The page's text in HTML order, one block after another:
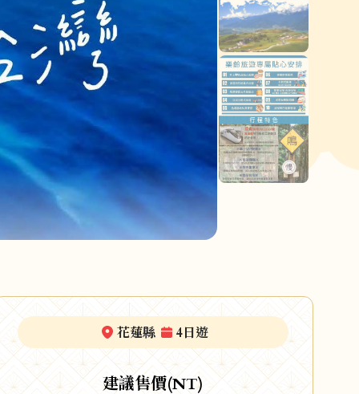
花蓮縣 4日遊
建議售價(NT)